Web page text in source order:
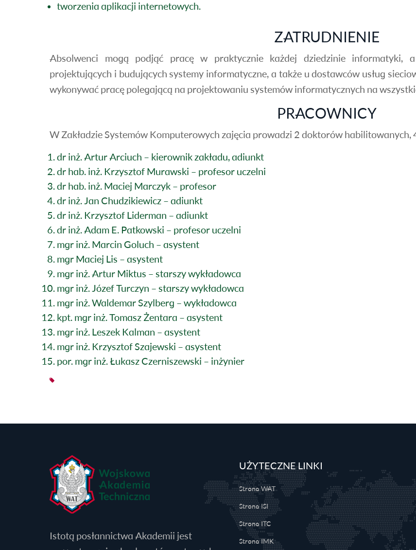
tworzenia aplikacji internetowych.
ZATRUDNIENIE
Absolwenci mogą podjąć pracę w praktycznie każdej dziedzinie informatyki,
projektujących i budujących systemy informatyczne, a także u dostawców usług
wykonywać pracę polegającą na projektowaniu systemów informatycznych na
PRACOWNICY
W Zakładzie Systemów Komputerowych zajęcia prowadzi 2 doktorów
dr inż. Artur Arciuch – kierownik zakładu, adiunkt
dr hab. inż. Krzysztof Murawski – profesor uczelni
dr hab. inż. Maciej Marczyk – profesor
dr inż. Jan Chudzikiewicz – adiunkt
dr inż. Krzysztof Liderman – adiunkt
dr inż. Adam E. Patkowski – profesor uczelni
mgr inż. Marcin Goluch – asystent
mgr Maciej Lis – asystent
mgr inż. Artur Miktus – starszy wykładowca
mgr inż. Józef Turczyn – starszy wykładowca
mgr inż. Waldemar Szylberg – wykładowca
kpt. mgr inż. Tomasz Żentara – asystent
mgr inż. Leszek Kalman – asystent
mgr inż. Krzysztof Szajewski – asystent
por. mgr inż. Łukasz Czerniszewski – inżynier
Istotą posłannictwa Akademii jest
UŻYTECZNE LINKI
Strona WAT
Strona ISI
Strona ITC
Strona IMK